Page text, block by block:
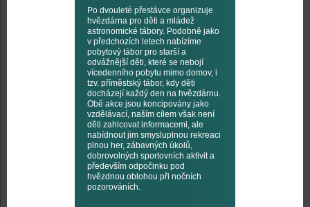
Po dvouleté přestávce organizuje
hvězdárna pro děti a mládež
astronomické tábory. Podobně jako
v předchozích letech nabízíme
pobytový tábor pro starší a
odvážnější děti, které se nebojí
vícedenního pobytu mimo domov, i
tzv. příměstský tábor, kdy děti
docházejí každý den na hvězdárnu.
Obě akce jsou koncipovány jako
vzdělávací, naším cílem však není
děti zahlcovat informacemi, ale
nabídnout jim smysluplnou rekreaci
plnou her, zábavných úkolů,
dobrovolných sportovních aktivit a
především odpočinku pod
hvězdnou oblohou při nočních
pozorováních.